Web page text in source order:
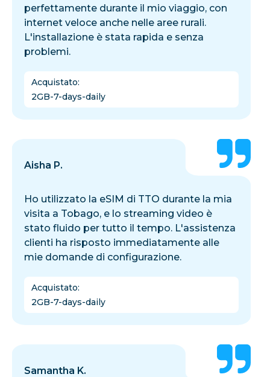
perfettamente durante il mio viaggio, con
internet veloce anche nelle aree rurali.
L'installazione è stata rapida e senza
problemi.
Acquistato:
2GB-7-days-daily
Aisha P.
Ho utilizzato la eSIM di TTO durante la mia
visita a Tobago, e lo streaming video è
stato fluido per tutto il tempo. L'assistenza
clienti ha risposto immediatamente alle
mie domande di configurazione.
Acquistato:
2GB-7-days-daily
Samantha K.